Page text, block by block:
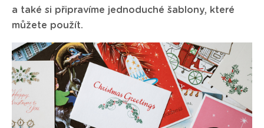
a také si připravíme jednoduché šablony, které
můžete použít.